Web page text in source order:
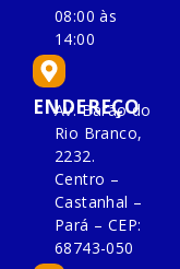
08:00 às
14:00
ENDEREÇO
Av. Barão do
Rio Branco,
2232.
Centro –
Castanhal –
Pará – CEP:
68743-050